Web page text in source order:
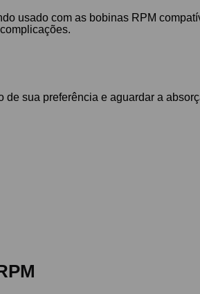
usado com as bobinas RPM
sua preferência e aguardar a